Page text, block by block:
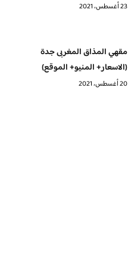
23 أغسطس، 2021
مقهي المذاق المغربى جدة
(الاسعار+ المنيو+ الموقع)
20 أغسطس، 2021